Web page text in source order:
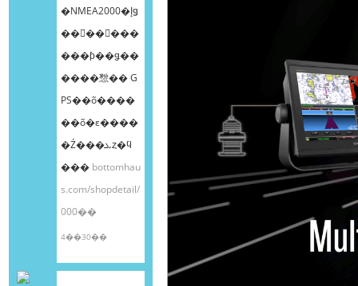
�NMEA2000�إǥ
��󥰥��󥵡���
���ƥ��ǥ��
����㥹�� G
PS��õ����
��õ�ε����
�Ź���ܥȥ�ϥ
��� bottomhau
s.com/shopdetail/
000��
4��30��